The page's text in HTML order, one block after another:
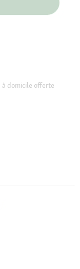
domicile offerte